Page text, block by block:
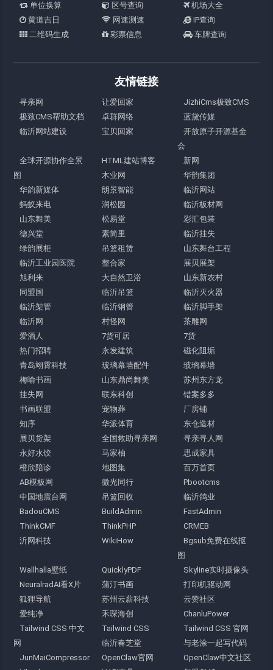
单位换算
区号查询
机场大全
黄道吉日
网速测速
IP查询
二维码生成
彩票信息 车牌查询
友情链接
寻亲网 让爱回家
JizhiCms极致CMS
极致CMS帮助文档
卓群网络
蓝黛传媒
临沂网站建设
宝贝回家
开放原子开源基金
会
全球开源协作全景
图
HTML建站博客
新网
木业网
华韵集团
华韵新媒体
朗景智能
临沂网站
蚂蚁来电
润松园
临沂板材网
山东舞美
松易堂
彩汇包装
德兴堂
素简里
临沂挂失
绿韵展柜
吊篮租赁
山东舞台工程
临沂工业园医院
整合家
展贝展架
旭利来
大自然卫浴
山东新农村
同盟国
临沂吊篮
临沂灭火器
临沂架管
临沂钢管
临沂脚手架
临沂网
村怪网
茶雕网
爱酒人
7货可居
7货
热门招聘
永发建筑
磁化阻垢
青岛翊霄科技
玻璃幕墙配件
玻璃幕墙
梅喻书画
山东鼎尚舞美
苏州东方龙
挂失网
联东科创
错案多多
书画联盟
宠物葬
厂房铺
知序
华派体育
东仓造材
展贝货架
全国救助寻亲网
寻亲寻人网
永好水饺
马家柚
思成家具
橙欣陪诊
地图集
百万首页
AB模板网
微光同行
Pbootcms
中国地震台网
吊篮回收
临沂鸽业
BadouCMS
BuildAdmin
FastAdmin
ThinkCMF
ThinkPHP
CRMEB
沂网科技
WikiHow
Bgsub免费在线抠
图
Wallhalla壁纸
QuicklyPDF
Skyline实时摄像头
NeuralradAI看X片
蒲汀书画
打印机驱动网
狐狸导航
苏州云薪科技
云赞社区
爱纯净
禾琛海创
ChanluPower
Tailwind CSS 中文
网
Tailwind CSS
Tailwind CSS 官网
临沂春芝堂
与老涂一起写代码
JunMaiCompressor
OpenClaw官网
OpenClaw中文社区